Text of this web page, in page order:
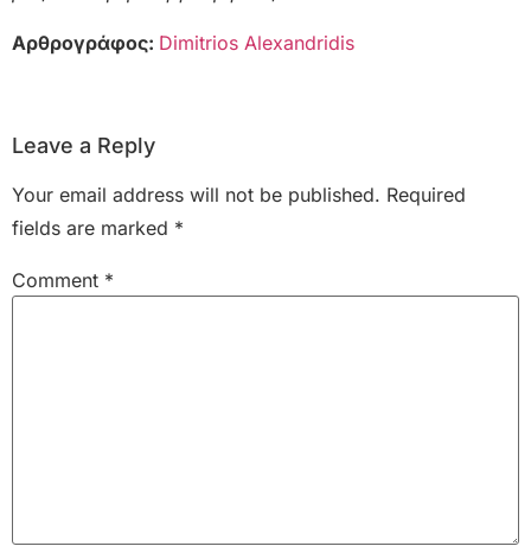
Αρθρογράφος: Dimitrios Alexandridis
Leave a Reply
Your email address will not be published. Required
fields are marked *
Comment *